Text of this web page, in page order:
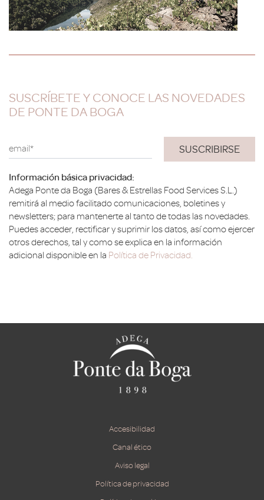
SUSCRÍBETE Y CONOCE LAS NOVEDADES
DE PONTE DA BOGA
email*
Información básica privacidad:
Adega Ponte da Boga (Bares & Estrellas Food Services S.L.)
remitirá al medio facilitado comunicaciones, boletines y
newsletters; para mantenerte al tanto de todas las novedades.
Puedes acceder, rectificar y suprimir los datos, así como ejercer
otros derechos, tal y como se explica en la información
adicional disponible en la Política de Privacidad.
Accesibilidad
Canal ético
Aviso legal
Política de privacidad